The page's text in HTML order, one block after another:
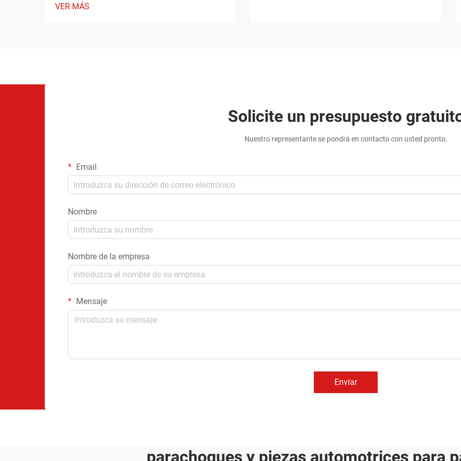
VER MÁS
Solicite un presupuesto
Nuestro representante se pondrá en contacto con usted pronto.
Email
Nombre
Nombre de la empresa
Mensaje
Enviar
parachoques y piezas automotrices para